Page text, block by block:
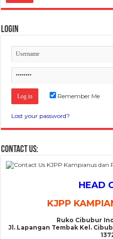
Login
Remember Me
Lost your password?
CONTACT US:
HEAD
KJPP
Ruko Cibubur
Jl. Lapangan Tembak Kel.